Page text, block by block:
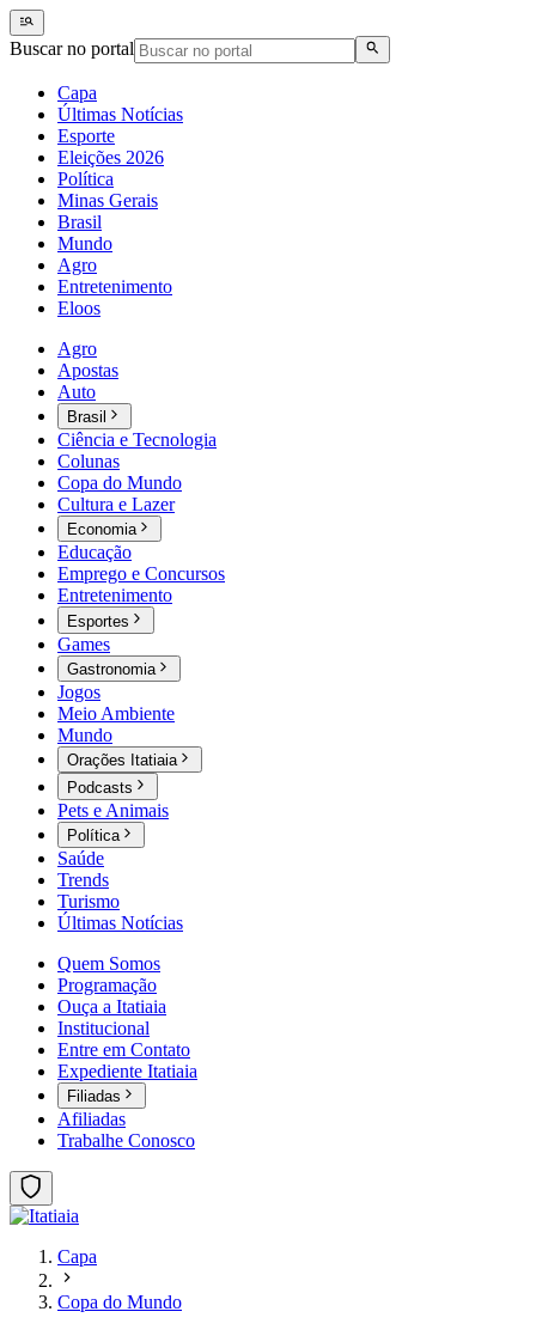
Buscar no portal
Capa
Últimas Notícias
Esporte
Eleições 2026
Política
Minas Gerais
Brasil
Mundo
Agro
Entretenimento
Eloos
Agro
Apostas
Auto
Brasil
Ciência e Tecnologia
Colunas
Copa do Mundo
Cultura e Lazer
Economia
Educação
Emprego e Concursos
Entretenimento
Esportes
Games
Gastronomia
Jogos
Meio Ambiente
Mundo
Orações Itatiaia
Podcasts
Pets e Animais
Política
Saúde
Trends
Turismo
Últimas Notícias
Quem Somos
Programação
Ouça a Itatiaia
Institucional
Entre em Contato
Expediente Itatiaia
Filiadas
Afiliadas
Trabalhe Conosco
Capa
Copa do Mundo